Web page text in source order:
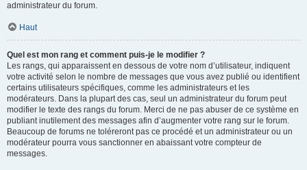
administrateur du forum.
Haut
Quel est mon rang et comment puis-je le modifier ?
Les rangs, qui apparaissent en dessous de votre nom d’utilisateur, indiquent
votre activité selon le nombre de messages que vous avez publié ou identifient
certains utilisateurs spécifiques, comme les administrateurs et les
modérateurs. Dans la plupart des cas, seul un administrateur du forum peut
modifier le texte des rangs du forum. Merci de ne pas abuser de ce système en
publiant inutilement des messages afin d’augmenter votre rang sur le forum.
Beaucoup de forums ne toléreront pas ce procédé et un administrateur ou un
modérateur pourra vous sanctionner en abaissant votre compteur de
messages.